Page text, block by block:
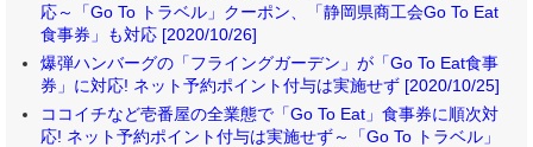
応～「Go To トラベル」クーポン、「静岡県商工会Go To Eat
食事券」も対応 [2020/10/26]
爆弾ハンバーグの「フライングガーデン」が「Go To Eat食事
券」に対応! ネット予約ポイント付与は実施せず [2020/10/25]
ココイチなど壱番屋の全業態で「Go To Eat」食事券に順次対
応! ネット予約ポイント付与は実施せず～「Go To トラベル」